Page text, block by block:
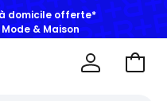
dès 2 articles*
Aller